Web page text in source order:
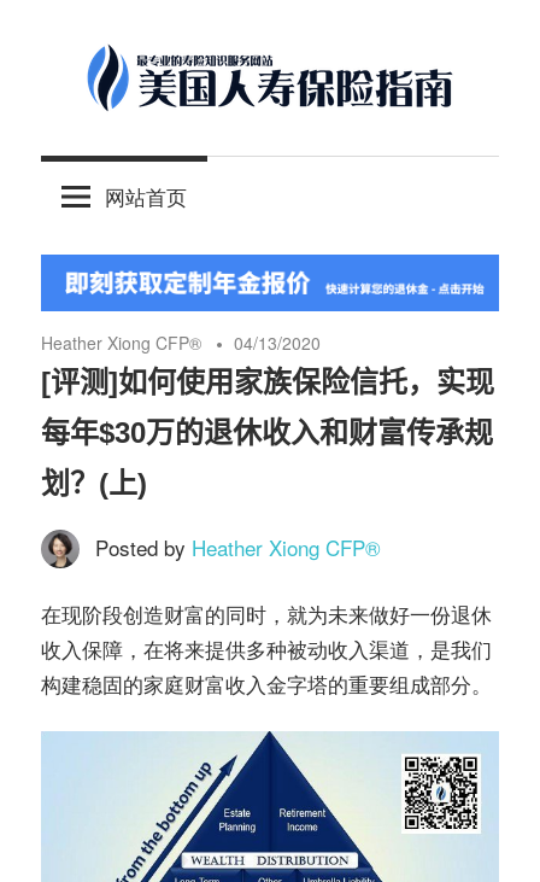
content
美
人
寿
保
险
指
南
最
国
保
险
理
财
务
区
网站首页
Heather Xiong CFP®️ 04/13/2020
[评测]如何使用家族保险信托，实现
每年$30万的退休收入和财富传承规
划？(上)
Posted by Heather Xiong CFP®️
在现阶段创造财富的同时，就为未来做好一份退休
收入保障，在将来提供多种被动收入渠道，是我们
构建稳固的家庭财富收入金字塔的重要组成部分。